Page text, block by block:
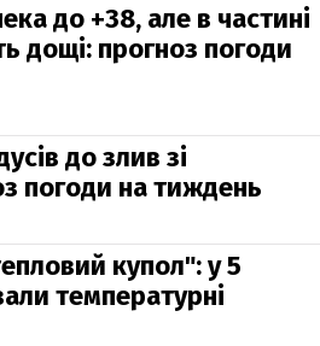
до +38, але в частині
дощі: прогноз погоди
до злив зі
погоди на тиждень
купол": у 5
температурні